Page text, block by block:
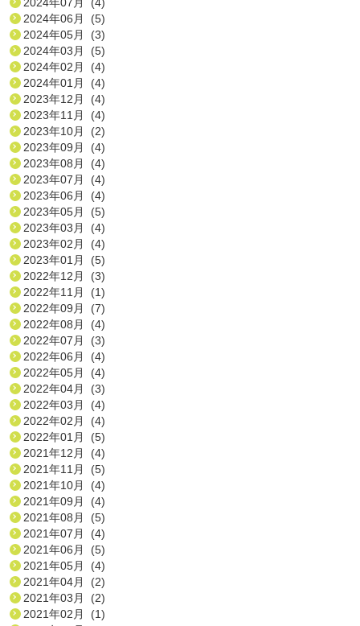
2024年06月 (5)
2024年05月 (3)
2024年03月 (5)
2024年02月 (4)
2024年01月 (4)
2023年12月 (4)
2023年11月 (4)
2023年10月 (2)
2023年09月 (4)
2023年08月 (4)
2023年07月 (4)
2023年06月 (4)
2023年05月 (5)
2023年03月 (4)
2023年02月 (4)
2023年01月 (5)
2022年12月 (3)
2022年11月 (1)
2022年09月 (7)
2022年08月 (4)
2022年07月 (3)
2022年06月 (4)
2022年05月 (4)
2022年04月 (3)
2022年03月 (4)
2022年02月 (4)
2022年01月 (5)
2021年12月 (4)
2021年11月 (5)
2021年10月 (4)
2021年09月 (4)
2021年08月 (5)
2021年07月 (4)
2021年06月 (5)
2021年05月 (4)
2021年04月 (2)
2021年03月 (2)
2021年02月 (1)